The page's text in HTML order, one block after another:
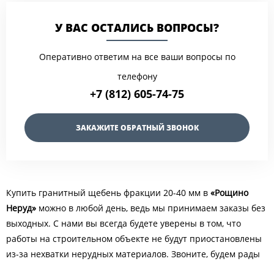
У ВАС ОСТАЛИСЬ ВОПРОСЫ?
Оперативно ответим на все ваши вопросы по
телефону
+7 (812) 605-74-75
ЗАКАЖИТЕ ОБРАТНЫЙ ЗВОНОК
Купить гранитный щебень фракции 20-40 мм в «Рощино
Неруд» можно в любой день, ведь мы принимаем заказы без
выходных. С нами вы всегда будете уверены в том, что
работы на строительном объекте не будут приостановлены
из-за нехватки нерудных материалов. Звоните, будем рады